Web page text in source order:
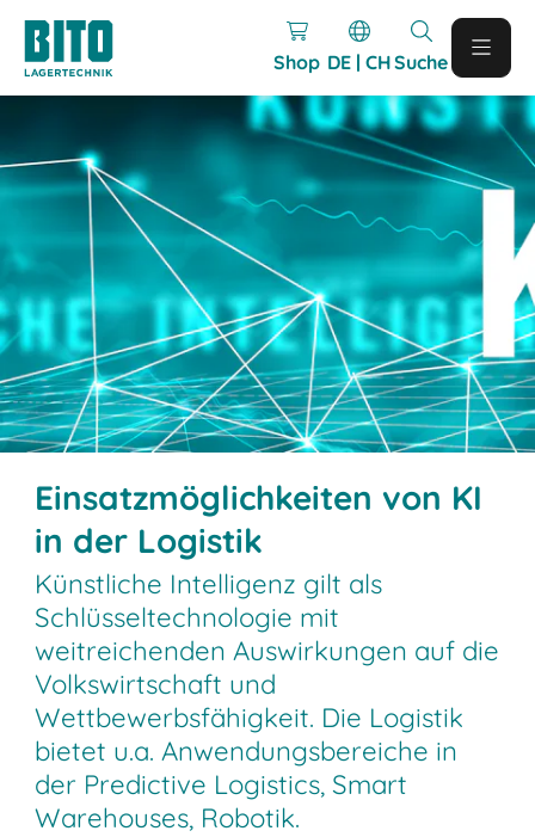
Shop DE | CHSuche
Einsatzmöglichkeiten von KI
in der Logistik
Künstliche Intelligenz gilt als
Schlüsseltechnologie mit
weitreichenden Auswirkungen auf die
Volkswirtschaft und
Wettbewerbsfähigkeit. Die Logistik
bietet u.a. Anwendungsbereiche in
der Predictive Logistics, Smart
Warehouses, Robotik.